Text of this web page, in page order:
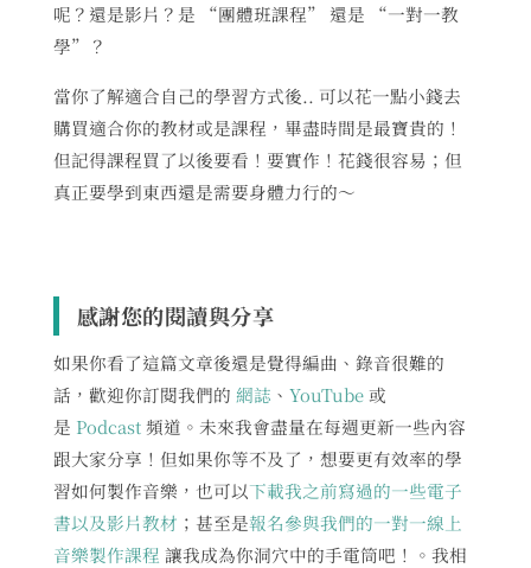
呢？還是影片？是 “團體班課程” 還是 “一對一教
學”？
當你了解適合自己的學習方式後.. 可以花一點小錢去
購買適合你的教材或是課程，畢盡時間是最寶貴的！
但記得課程買了以後要看！要實作！花錢很容易；但
真正要學到東西還是需要身體力行的～
感謝您的閱讀與分享
如果你看了這篇文章後還是覺得編曲、錄音很難的
話，歡迎你訂閱我們的 網誌 、 YouTube或
是 Podcast頻道。未來我會盡量在每週更新一些內容
跟大家分享！但如果你等不及了，想要更有效率的學
習如何製作音樂，也可以下載我之前寫過的一些電子
書以及影片教材 ；甚至是報名參與我們的一對一線上
音樂製作課程 讓我成為你洞穴中的手電筒吧！。我相